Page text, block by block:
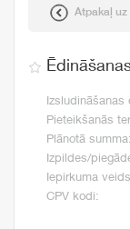
Atpakaļ uz
Izsludināšanas
Pieteikšanās
Plānotā summa:
Izpildes/
Iepirkuma
CPV kodi: